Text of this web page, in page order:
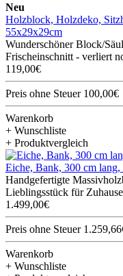
Neu
Holzblock, Holzdeko,
55x29x29cm
Wunderschöner Block/
Frischeinschnitt - verliert
119,00€
Preis ohne Steuer 100,00€
Warenkorb
+ Wunschliste
+ Produktvergleich
Eiche, Bank, 300 cm
Handgefertigte
Lieblingsstück für
1.499,00€
Preis ohne Steuer
Warenkorb
+ Wunschliste